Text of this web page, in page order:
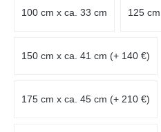
100 cm x ca. 33 cm 125
150 cm x ca. 41 cm (+ 140 €)
175 cm x ca. 45 cm (+ 210 €)